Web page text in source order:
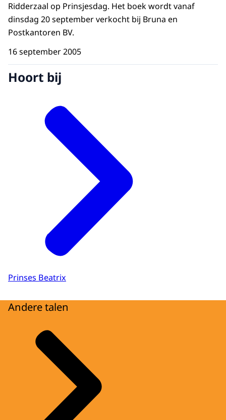
Ridderzaal op Prinsjesdag. Het boek wordt vanaf
dinsdag 20 september verkocht bij Bruna en
Postkantoren BV.
16 september 2005
Hoort bij
Prinses Beatrix
Andere talen